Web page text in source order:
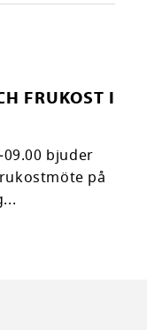
FRUKOST I
bjuder
på